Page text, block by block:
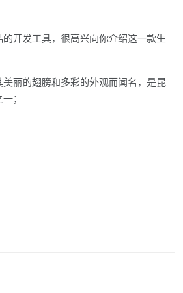
开发工具，很高兴向你介绍这一款生
丽的翅膀和多彩的外观而闻名，是昆
；